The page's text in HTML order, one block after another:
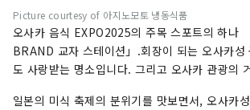
Picture courtesy of 아지노모토 냉동식품
오사카 음식 EXPO2025의 주목 스포트의 하나
BRAND 교자 스테이션」.회장이 되는 오사카성
도 사랑받는 명소입니다. 그리고 오사카 관광의
일본의 미식 축제의 분위기를 맛보면서, 오사카